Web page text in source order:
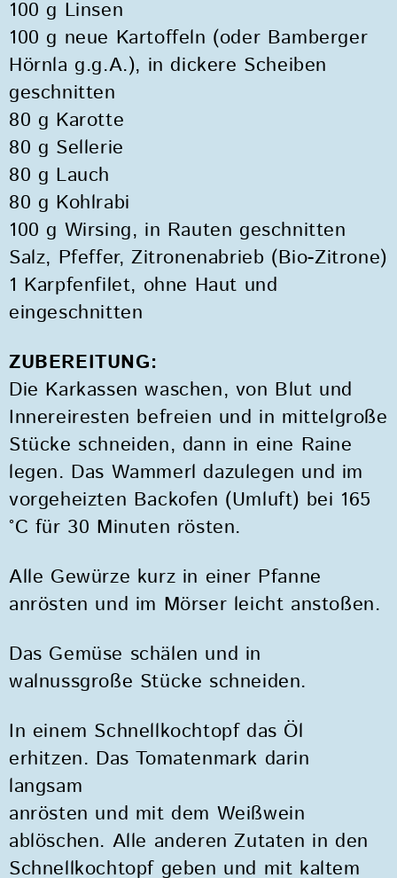
100 g Linsen
100 g neue Kartoffeln (oder Bamberger
Hörnla g.g.A.), in dickere Scheiben
geschnitten
80 g Karotte
80 g Sellerie
80 g Lauch
80 g Kohlrabi
100 g Wirsing, in Rauten geschnitten
Salz, Pfeffer, Zitronenabrieb (Bio-Zitrone)
1 Karpfenfilet, ohne Haut und
eingeschnitten
ZUBEREITUNG:
Die Karkassen waschen, von Blut und
Innereiresten befreien und in mittelgroße
Stücke schneiden, dann in eine Raine
legen. Das Wammerl dazulegen und im
vorgeheizten Backofen (Umluft) bei 165
°C für 30 Minuten rösten.
Alle Gewürze kurz in einer Pfanne
anrösten und im Mörser leicht anstoßen.
Das Gemüse schälen und in
walnussgroße Stücke schneiden.
In einem Schnellkochtopf das Öl
erhitzen. Das Tomatenmark darin
langsam
anrösten und mit dem Weißwein
ablöschen. Alle anderen Zutaten in den
Schnellkochtopf geben und mit kaltem